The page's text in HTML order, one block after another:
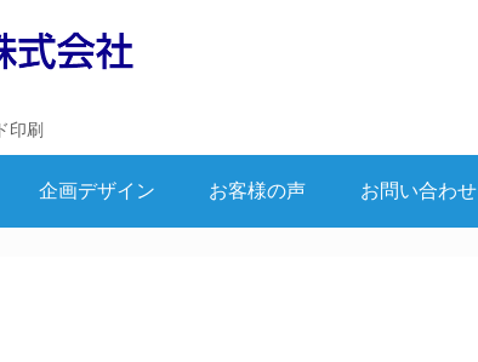
印刷
企画デザイン お客様の声 お問い合わせ